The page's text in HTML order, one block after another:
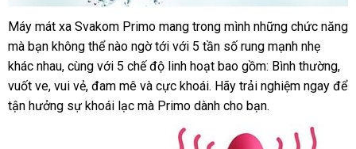
giác
thoải
mái
khi
sử
dụng
Máy
mát
xa
hậu
môn
Máy mát xa Svakom Primo mang trong mình giao
hàng
những chức năng
thông
minh
mà bạn không thể nào ngờ tới đổi
trả
với 5 tần số rung mạnh nhẹ
khác nhaunhanh
nhất
, cùng hàng
giả
với 5 chế độ linh hoạt Lazada
bao gồm: Bình thường,
vuốt vebảo
hành
, vui vẻchính
hãng
, đam mê hàng
giả
và cực khoáiở
đâu
. Hãy trải nghiệm ngay để
tận hưởng sự khoái lạc đại
mà Primo dành cho bạn.